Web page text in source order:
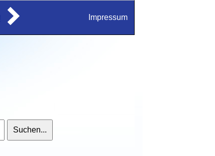
Impressum